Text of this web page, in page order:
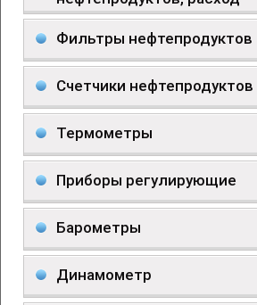
Фильтры нефтепродуктов
Счетчики нефтепродуктов
Термометры
Приборы регулирующие
Барометры
Динамометр